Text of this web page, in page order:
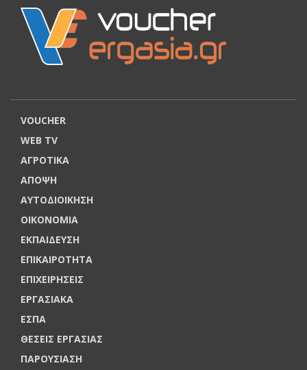
VOUCHER
WEB TV
ΑΓΡΟΤΙΚΑ
ΑΠΟΨΗ
ΑΥΤΟΔΙΟΙΚΗΣΗ
ΟΙΚΟΝΟΜΙΑ
ΕΚΠΑΙΔΕΥΣΗ
ΕΠΙΚΑΙΡΟΤΗΤΑ
ΕΠΙΧΕΙΡΗΣΕΙΣ
ΕΡΓΑΣΙΑΚΑ
ΕΣΠΑ
ΘΕΣΕΙΣ ΕΡΓΑΣΙΑΣ
ΠΑΡΟΥΣΙΑΣΗ